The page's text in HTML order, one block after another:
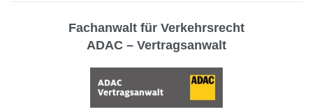
Fachanwalt für Verkehrsrecht
ADAC – Vertragsanwalt